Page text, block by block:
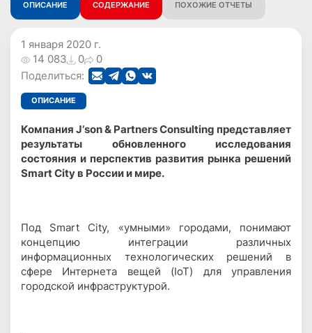
ОПИСАНИЕ СОДЕРЖАНИЕ ПОХОЖИЕ ОТЧЕТЫ
1 января 2020 г.
14 083
0
0
Поделиться:
ОПИСАНИЕ
КомпанияJ’son& PartnersConsulting представляет
результаты обновленного исследования
состояния и перспектив развития рынка решений
Smart City в России и мире.
Под Smart City, «умными» городами, понимают
концепцию интеграции различных
информационных технологических решений в
сфере Интернета вещей (IoT) для управления
городской инфраструктурой.